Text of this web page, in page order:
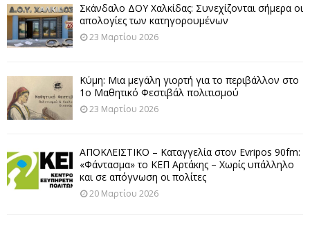
Σκάνδαλο ΔΟΥ Χαλκίδας: Συνεχίζονται σήμερα οι
απολογίες των κατηγορουμένων
23 Μαρτίου 2026
Κύμη: Μια μεγάλη γιορτή για το περιβάλλον στο
1ο Μαθητικό Φεστιβάλ πολιτισμού
23 Μαρτίου 2026
ΑΠΟΚΛΕΙΣΤΙΚΟ – Καταγγελία στον Evripos 90fm:
«Φάντασμα» το ΚΕΠ Αρτάκης – Χωρίς υπάλληλο
και σε απόγνωση οι πολίτες
20 Μαρτίου 2026